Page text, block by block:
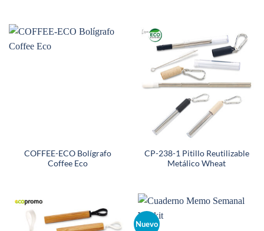
COFFEE-ECO Bolígrafo
Coffee Eco
CP-238-1 Pitillo Reutilizable
Metálico Wheat
Nuevo